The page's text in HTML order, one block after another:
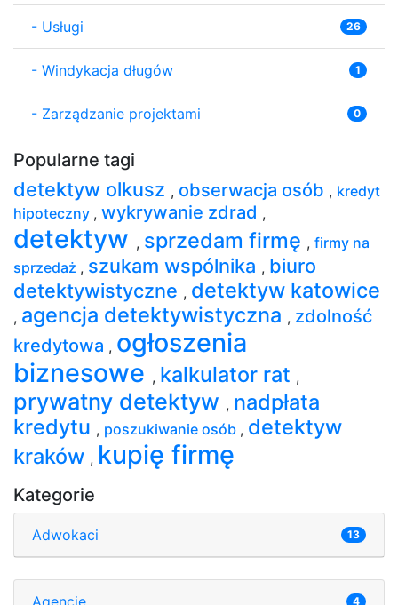
- Usługi 26
- Windykacja długów 1
- Zarządzanie projektami 0
Popularne tagi
detektyw olkusz , obserwacja osób , kredyt
hipoteczny , wykrywanie zdrad ,
detektyw , sprzedam firmę , firmy na
sprzedaż , szukam wspólnika , biuro
detektywistyczne , detektyw katowice
, agencja detektywistyczna , zdolność
kredytowa , ogłoszenia
biznesowe , kalkulator rat ,
prywatny detektyw , nadpłata
kredytu , poszukiwanie osób , detektyw
kraków , kupię firmę
Kategorie
Adwokaci 13
Agencje 4